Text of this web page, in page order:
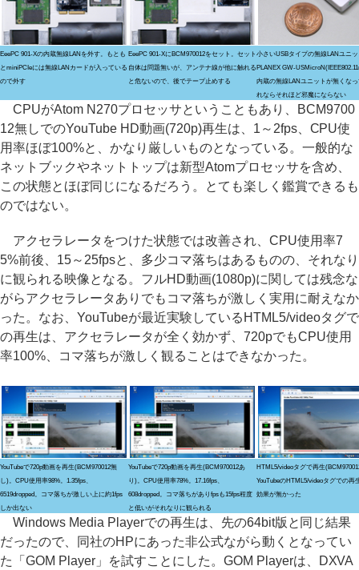
EeePC 901-Xの内蔵無線LANを外す。もとも
とminiPCIeには無線LANカードが入っている
ので外す
EeePC 901-XにBCM970012をセット。セット
自体は問題無いが、アンテナ線が他に触れる
と危ないので、後でテープ止めする
小さいUSBタイプの無線LANユニ
PLANEX GW-
内蔵の無線LANユニットが無くな
れならそれほど邪魔にならない
CPUがAtom N270プロセッサということもあり、BCM9700
12無しでのYouTube HD動画(720p)再生は、1～2fps、CPU使
用率ほぼ100%と、かなり厳しいものとなっている。一般的な
ネットブックやネットトップは新型Atomプロセッサを含め、
この状態とほぼ同じになるだろう。とても楽しく鑑賞できるも
のではない。
アクセラレータをつけた状態では改善され、CPU使用率7
5%前後、15～25fpsと、多少コマ落ちはあるものの、それなり
に観られる映像となる。フルHD動画(1080p)に関しては残念な
がらアクセラレータありでもコマ落ちが激しく実用に耐えなか
った。なお、YouTubeが最近実験しているHTML5/videoタグで
の再生は、アクセラレータが全く効かず、720pでもCPU使用
率100%、コマ落ちが激しく観ることはできなかった。
YouTubeで720p動画を再生(BCM970012無
し)。CPU使用率98%。1.35fps、
6519dropped。コマ落ちが激しい上に約1fps
しか出ない
YouTubeで720p動画を再生(BCM970012あ
り)。CPU使用率78%。17.16fps、
608dropped。コマ落ちがありfpsも15fps程度
と低いがそれなりに観られる
HTML5/videoタグで再生
YouTubeのHTML5/videoタグでの再
効果が無かった
Windows Media Playerでの再生は、先の64bit版と同じ結果
だったので、同社のHPにあった非公式ながら動くとなってい
た「GOM Player」を試すことにした。GOM Playerは、DXVA